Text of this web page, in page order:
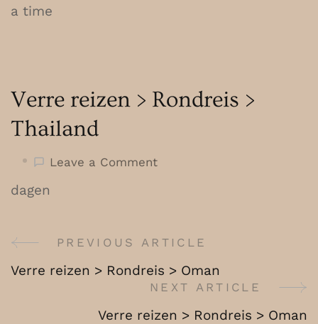
a time
Verre reizen > Rondreis >
Thailand
Leave a Commenton
Thailand
dagen
Post
Navigation
PREVIOUS ARTICLE
Verre reizen > Rondreis > Oman
NEXT ARTICLE
Verre reizen > Rondreis > Oman